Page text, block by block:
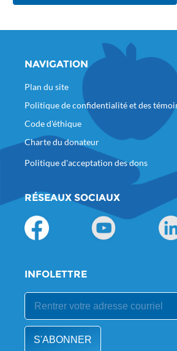
NAVIGATION
Plan du site
Politique de confidentialité et des
Code d'éthique
Charte du donateur
Politique d'acceptation des dons
RÉSEAUX SOCIAUX
INFOLETTRE